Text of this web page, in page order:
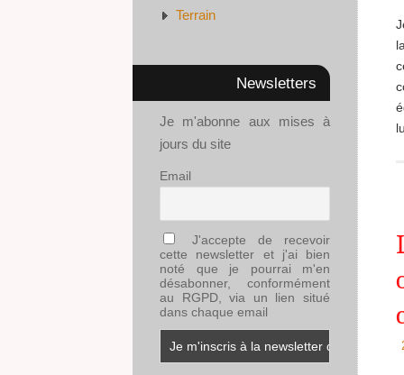
Terrain
Newsletters
Je m'abonne aux mises à
jours du site
Email
J'accepte de recevoir
cette newsletter et j'ai bien
noté que je pourrai m'en
désabonner, conformément
au RGPD, via un lien situé
dans chaque email